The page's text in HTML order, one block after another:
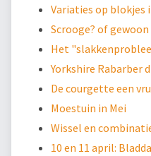
Variaties op blokjes
Scrooge? of gewoon
Het
Yorkshire Rabarber
De courgette een
Moestuin in Mei
Wissel en
10 en 11 april: